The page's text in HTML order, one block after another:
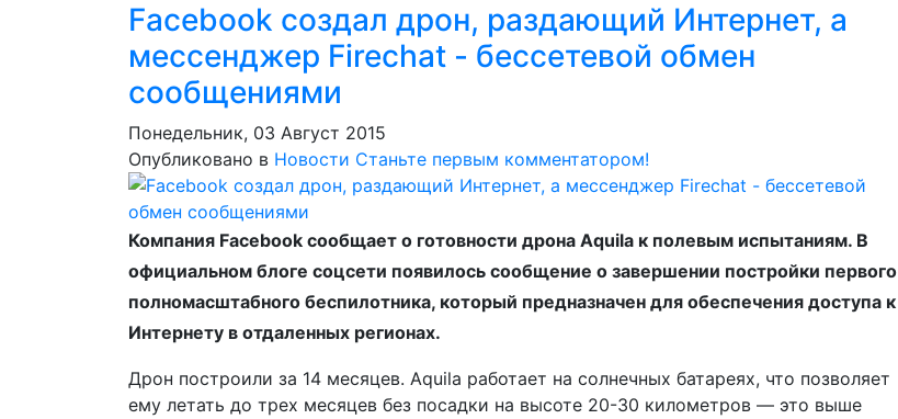
Facebook создал дрон, раздающий Интернет, а
мессенджер Firechat - бессетевой обмен
сообщениями
Понедельник, 03 Август 2015
Опубликовано в Новости Станьте первым комментатором!
Компания Facebook сообщает о готовности дрона Aquila к полевым испытаниям. В
официальном блоге соцсети появилось сообщение о завершении постройки первого
полномасштабного беспилотника, который предназначен для обеспечения доступа к
Интернету в отдаленных регионах.
Дрон построили за 14 месяцев. Aquila работает на солнечных батареях, что позволяет
ему летать до трех месяцев без посадки на высоте 20-30 километров — это выше